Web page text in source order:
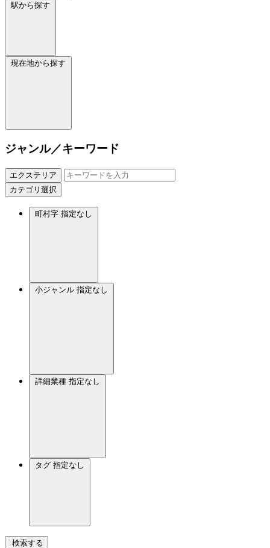
駅から探す
現在地から探す
ジャンル／キーワード
エクステリア
カテゴリ選択
町村字 指定なし
小ジャンル 指定なし
詳細業種 指定なし
タグ 指定なし
検索する